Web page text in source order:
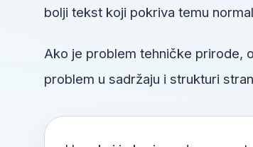
bolji tekst koji pokriva temu
Ako je problem tehničke prirode,
problem u sadržaju i strukturi